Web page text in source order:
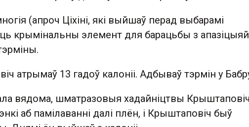
(апроч Ціхіні, які выйшаў перад выбарамі
крымінальны элемент для барацьбы з
атрымаў 13 гадоў калоніі. Адбываў тэрмін у
вядома, шматразовыя хадайніцтвы
аб памілаванні далі плён, і Крыштаповіч быў